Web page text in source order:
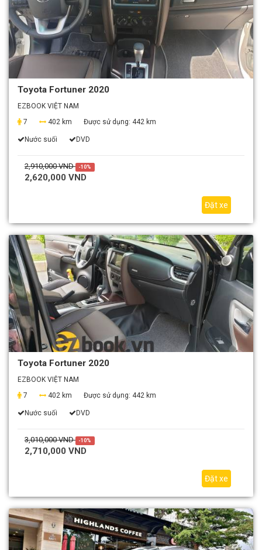
Toyota Fortuner 2020
EZBOOK VIỆT NAM
7
402 km Được sử dụng: 442 km
Nước suối DVD
2,910,000 VND -10%
2,620,000 VND
Đặt xe
Toyota Fortuner 2020
EZBOOK VIỆT NAM
7
402 km Được sử dụng: 442 km
Nước suối DVD
3,010,000 VND -10%
2,710,000 VND
Đặt xe